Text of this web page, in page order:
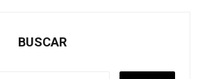
BUSCAR